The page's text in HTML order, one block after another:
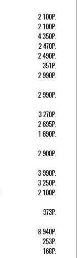
2 100Р.
2 100Р.
4 350Р.
2 470Р.
2 490Р.
351Р.
2 990Р.
2 990Р.
3 270Р.
2 695Р.
1 690Р.
2 900Р.
3 990Р.
3 250Р.
2 100Р.
973Р.
8 940Р.
253Р.
168Р.